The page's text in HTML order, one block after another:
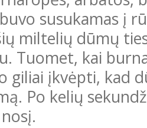
susukamas į
miltelių dūmų
Tuomet, kai
giliai įkvėpti, kad
Po kelių